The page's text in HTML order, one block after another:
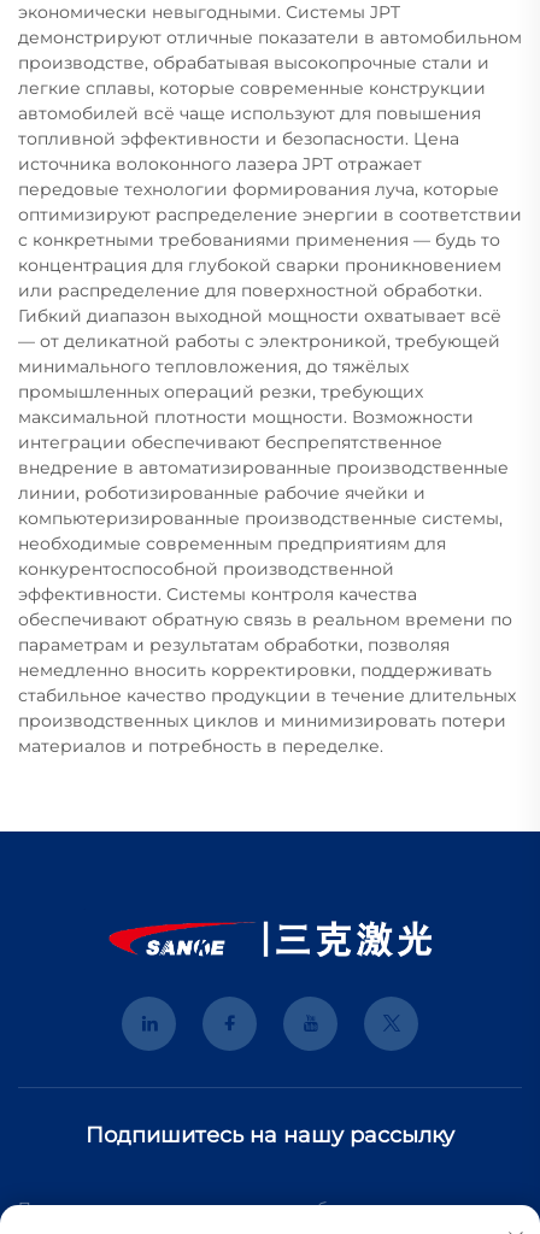
экономически невыгодными. Системы JPT
демонстрируют отличные показатели в автомобильном
производстве, обрабатывая высокопрочные стали и
легкие сплавы, которые современные конструкции
автомобилей всё чаще используют для повышения
топливной эффективности и безопасности. Цена
источника волоконного лазера JPT отражает
передовые технологии формирования луча, которые
оптимизируют распределение энергии в соответствии
с конкретными требованиями применения — будь то
концентрация для глубокой сварки проникновением
или распределение для поверхностной обработки.
Гибкий диапазон выходной мощности охватывает всё
— от деликатной работы с электроникой, требующей
минимального тепловложения, до тяжёлых
промышленных операций резки, требующих
максимальной плотности мощности. Возможности
интеграции обеспечивают беспрепятственное
внедрение в автоматизированные производственные
линии, роботизированные рабочие ячейки и
компьютеризированные производственные системы,
необходимые современным предприятиям для
конкурентоспособной производственной
эффективности. Системы контроля качества
обеспечивают обратную связь в реальном времени по
параметрам и результатам обработки, позволяя
немедленно вносить корректировки, поддерживать
стабильное качество продукции в течение длительных
производственных циклов и минимизировать потери
материалов и потребность в переделке.
Подпишитесь на нашу рассылку
Подпишитесь на нашу рассылку, чтобы получать последние